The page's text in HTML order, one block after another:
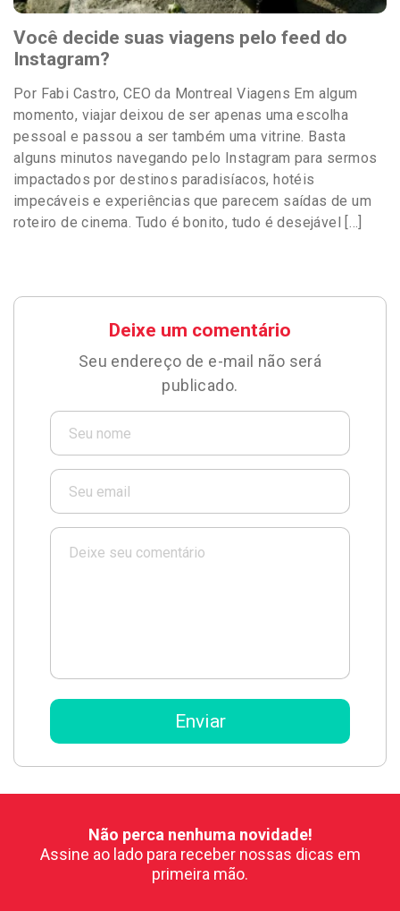
Você decide suas viagens pelo feed do
Instagram?
Por Fabi Castro, CEO da Montreal Viagens Em algum
momento, viajar deixou de ser apenas uma escolha
pessoal e passou a ser também uma vitrine. Basta
alguns minutos navegando pelo Instagram para sermos
impactados por destinos paradisíacos, hotéis
impecáveis e experiências que parecem saídas de um
roteiro de cinema. Tudo é bonito, tudo é desejável […]
Deixe um comentário
Seu endereço de e-mail não será
publicado.
Não perca nenhuma novidade!
Assine ao lado para receber nossas dicas em
primeira mão.